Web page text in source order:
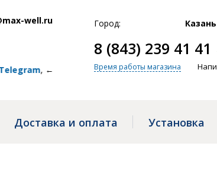
well.ru
, ← жми!
Город: Казань
8 (843) 239 41 41
Время работы магазина
Доставка и оплата Установка